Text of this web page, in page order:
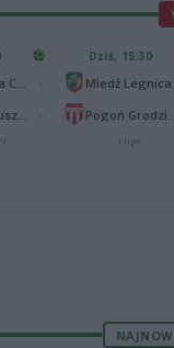
Dziś, 15:30
Miedź Legnica
I liga